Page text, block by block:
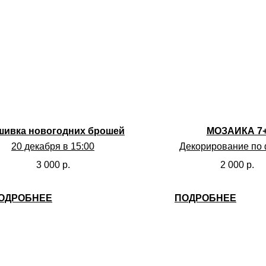
новогодних брошей
20 декабря в 15:00
3 000 р.
МОЗАИКА
Декорирование
15:30 - 17:00
26 июня
2 000 р.
ПОДРОБНЕЕ